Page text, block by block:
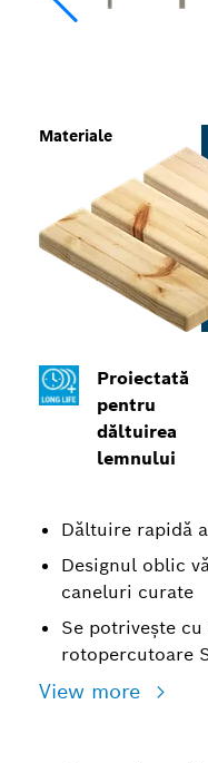
Proiectată
pentru
dăltuirea
lemnului
Dăltuire rapidă
Designul oblic
caneluri curate
Se potrivește
rotopercutoare
View more
Materiale